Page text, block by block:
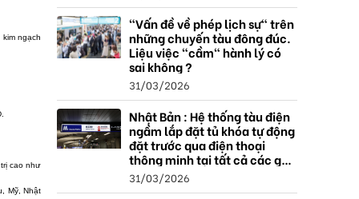
ngạch
cao như
Mỹ, Nhật
"Vấn đề về phép lịch sự" trên
những chuyến tàu đông đúc.
Liệu việc "cầm" hành lý có
sai không ?
31/03/2026
Nhật Bản : Hệ thống tàu điện
ngầm lắp đặt tủ khóa tự động
đặt trước qua điện thoại
thông minh tại tất cả các ga ,
mở rộng mạng lưới do nhu
cầu tăng.
31/03/2026